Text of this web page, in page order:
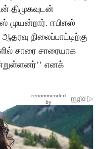
திமுகவுடன்
முயன்றார். ஈபிஎஸ்
நிலைப்பாட்டிற்கு
சாரை சாரையாக
எனக்